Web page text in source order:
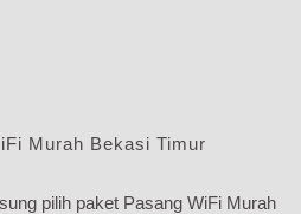
Murah Bekasi Timur
pilih paket Pasang WiFi Murah